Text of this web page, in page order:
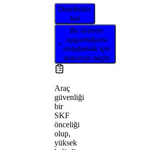
Distribütör
bul
Bu ürünün
uygunluğunu
onaylamak için
aracınızı seçin
Araç
güvenliği
bir
SKF
önceliği
olup,
yüksek